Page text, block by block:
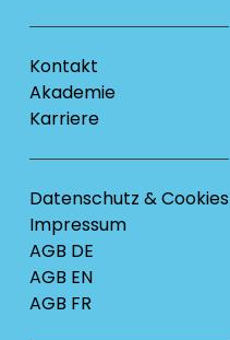
Kontakt
Akademie
Karriere
Datenschutz & Cookies
Impressum
AGB DE
AGB EN
AGB FR